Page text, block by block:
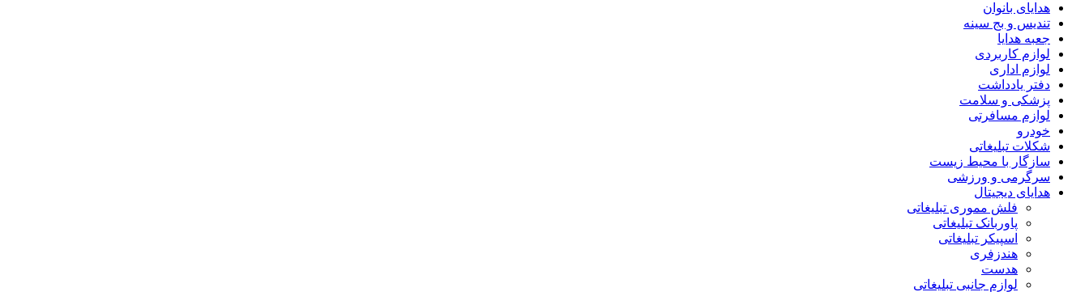
هدایای بانوان
تندیس و بج سینه
جعبه هدایا
لوازم کاربردی
لوازم اداری
دفتر یادداشت
پزشکی و سلامت
لوازم مسافرتی
خودرو
شکلات تبلیغاتی
سازگار با محیط زیست
سرگرمی و ورزشی
هدایای دیجیتال
فلش مموری تبلیغاتی
پاوربانک تبلیغاتی
اسپیکر تبلیغاتی
هندزفری
هدست
لوازم جانبی تبلیغاتی